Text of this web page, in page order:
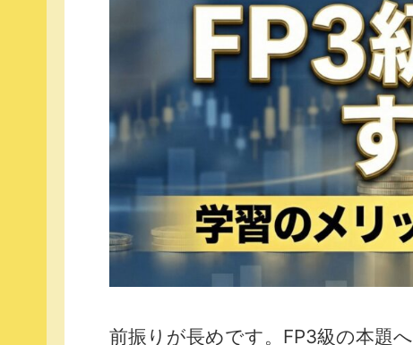
前振りが長めです。FP3級の本題へ